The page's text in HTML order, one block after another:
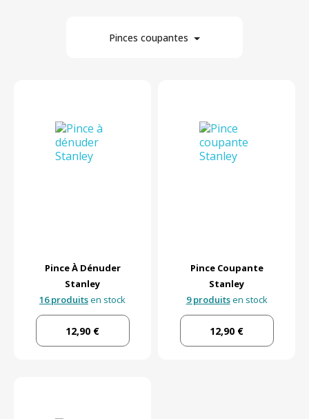
Par marque En stock 3
Pinces coupantes
Pince À Dénuder
Stanley
16 produitsen stock
12,90 €
Pince Coupante
Stanley
9 produitsen stock
12,90 €